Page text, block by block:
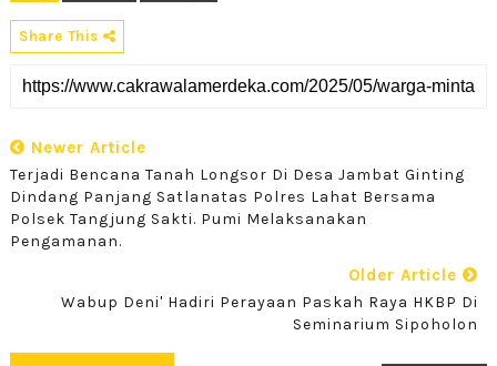
Share This
Newer Article
Terjadi Bencana Tanah Longsor Di Desa Jambat Ginting
Dindang Panjang Satlanatas Polres Lahat Bersama
Polsek Tangjung Sakti. Pumi Melaksanakan
Pengamanan.
Older Article
Wabup Deni' Hadiri Perayaan Paskah Raya HKBP Di
Seminarium Sipoholon